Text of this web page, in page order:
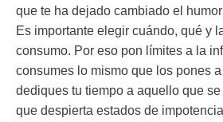
que te ha dejado cambiado el
Es importante elegir cuándo, qué y
consumo. Por eso pon límites a la
consumes lo mismo que los pones
dediques tu tiempo a aquello que
que despierta estados de